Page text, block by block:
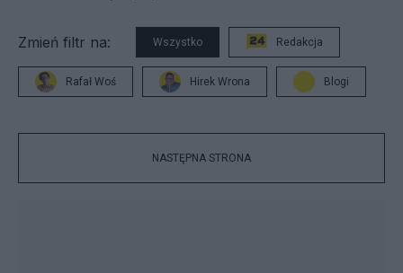
Zmień filtr na: Wszystko Redakcja
Rafał Woś Hirek Wrona Blogi
NASTĘPNA STRONA